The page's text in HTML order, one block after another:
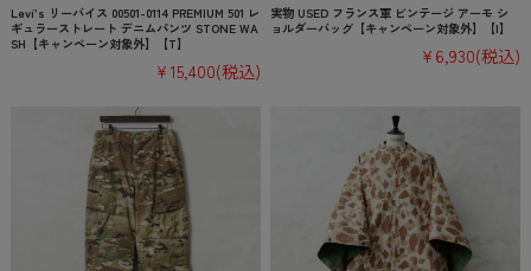
Levi’s リーバイス 00501-0114 PREMIUM 501 レ
ギュラーストレート デニムパンツ STONE WA
SH【キャンペーン対象外】【T】
¥15,400(税込)
実物 USED フランス軍 ビンテージ アーモ シ
ョルダーバッグ【キャンペーン対象外】【I】
¥6,930(税込)